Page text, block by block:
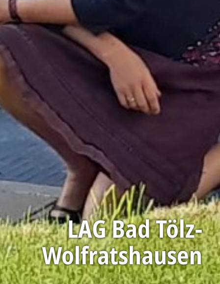
LAG Bad Tölz-
Wolfratshausen